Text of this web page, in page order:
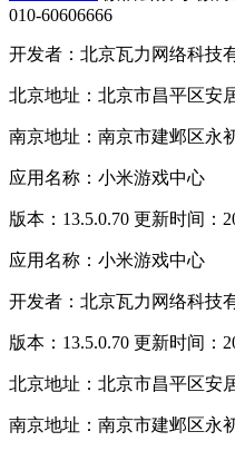
010-60606666
开发者：北京瓦力网络科技
北京地址：北京市昌平区安
南京地址：南京市建邺区永
应用名称：小米游戏中心
版本：13.5.0.70 更新时间：
应用名称：小米游戏中心
开发者：北京瓦力网络科技
版本：13.5.0.70 更新时间：
北京地址：北京市昌平区安
南京地址：南京市建邺区永